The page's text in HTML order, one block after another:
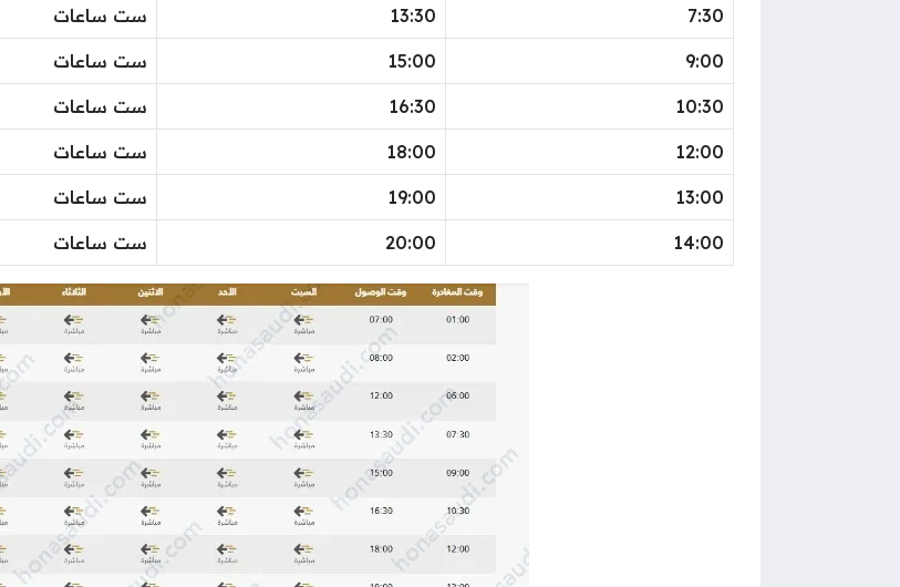
7:30
13:30 ست ساعات
9:00
15:00 ست ساعات
10:30
16:30 ست ساعات
12:00
18:00 ست ساعات
13:00
19:00 ست ساعات
14:00
20:00 ست ساعات